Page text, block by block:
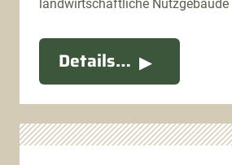
landwirtschaftliche Nutzgebäude
Details…